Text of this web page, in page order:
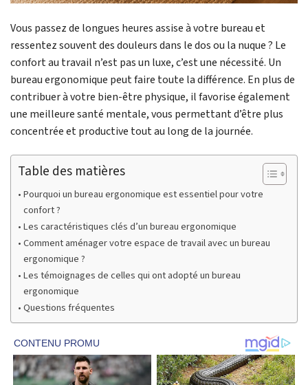
Vous passez de longues heures assise à votre bureau et
ressentez souvent des douleurs dans le dos ou la nuque ? Le
confort au travail n’est pas un luxe, c’est une nécessité. Un
bureau ergonomique peut faire toute la différence. En plus de
contribuer à votre bien-être physique, il favorise également
une meilleure santé mentale, vous permettant d’être plus
concentrée et productive tout au long de la journée.
Table des matières
Pourquoi un bureau ergonomique est essentiel pour votre
confort ?
Les caractéristiques clés d’un bureau ergonomique
Comment aménager votre espace de travail avec un bureau
ergonomique ?
Les témoignages de celles qui ont adopté un bureau
ergonomique
Questions fréquentes